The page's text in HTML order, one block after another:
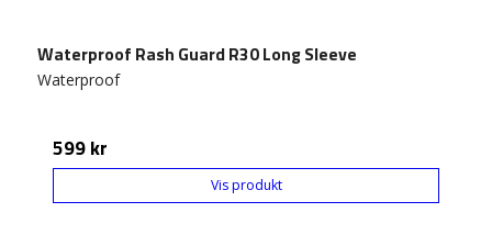
Waterproof Rash Guard R30 Long Sleeve
Waterproof
599 kr
Vis produkt